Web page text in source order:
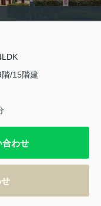
階/15階建
合わせ